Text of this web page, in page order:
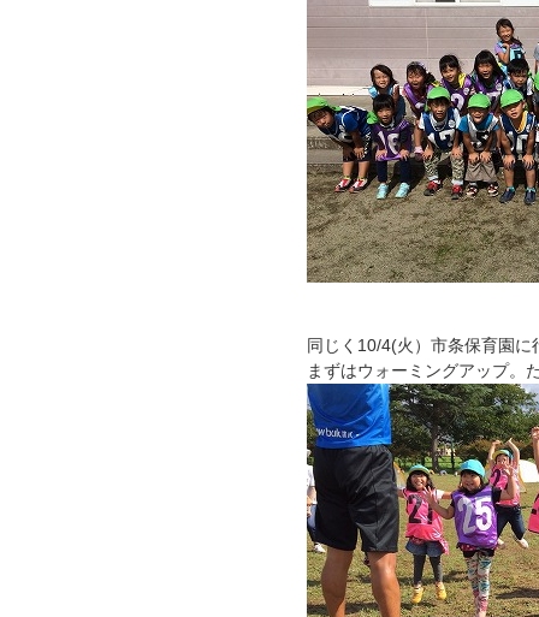
同じく10/4(火）市条保育園に
まずはウォーミングアップ。